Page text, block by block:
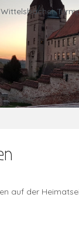
Wittelsbacher
auf der